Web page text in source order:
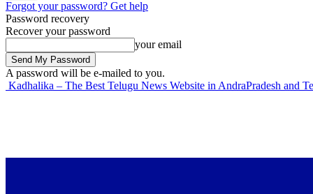
Forgot your password? Get help
Password recovery
Recover your password
your email
A password will be e-mailed to you.
Kadhalika – The Best Telugu News Website in AndraPradesh and